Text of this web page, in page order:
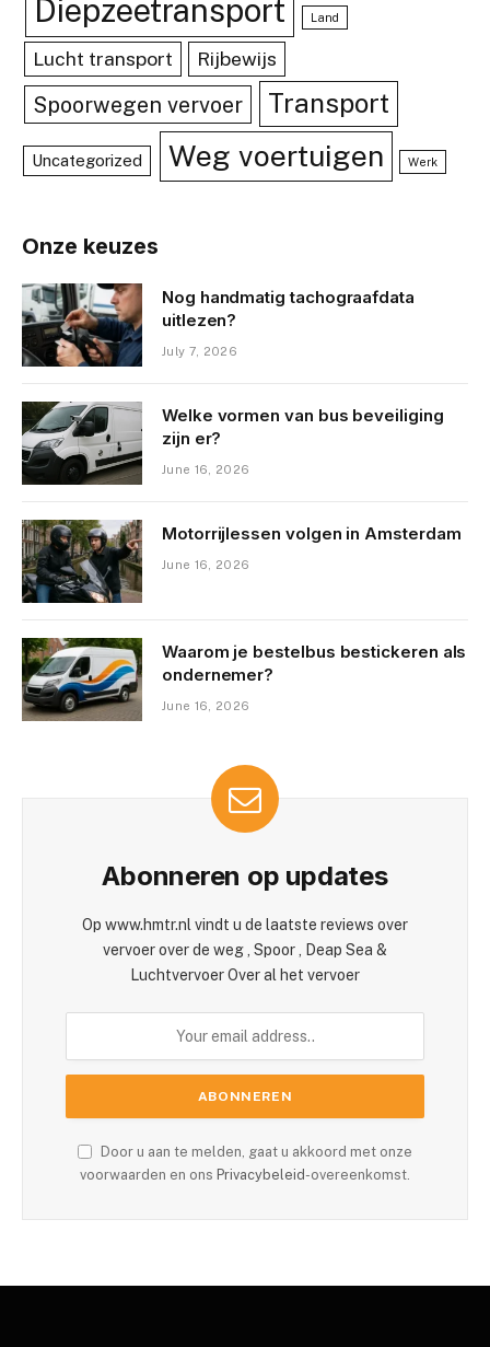
Diepzeetransport Land
Lucht transport Rijbewijs
Spoorwegen vervoer Transport
Uncategorized Weg voertuigen Werk
Onze keuzes
Nog handmatig tachograafdata
uitlezen?
July 7, 2026
Welke vormen van bus beveiliging
zijn er?
June 16, 2026
Motorrijlessen volgen in Amsterdam
June 16, 2026
Waarom je bestelbus bestickeren als
ondernemer?
June 16, 2026
Abonneren op updates
Op www.hmtr.nl vindt u de laatste reviews over
vervoer over de weg , Spoor , Deap Sea &
Luchtvervoer Over al het vervoer
Door u aan te melden, gaat u akkoord met onze
voorwaarden en ons Privacybeleid-overeenkomst.